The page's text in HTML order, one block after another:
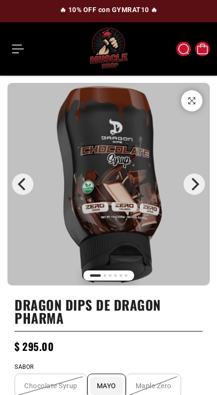
n
d
o
🔥 10% OFF con GYMRAT10 🔥
DRAGON DIPS DE DRAGON
PHARMA
$ 295.00
SABOR
Chocolate Syrup MAYO Maple Zero